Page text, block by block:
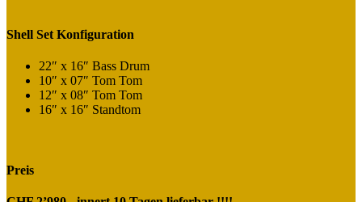
Shell Set Konfiguration
22″ x 16″ Bass Drum
10″ x 07″ Tom Tom
12″ x 08″ Tom Tom
16″ x 16″ Standtom
Preis